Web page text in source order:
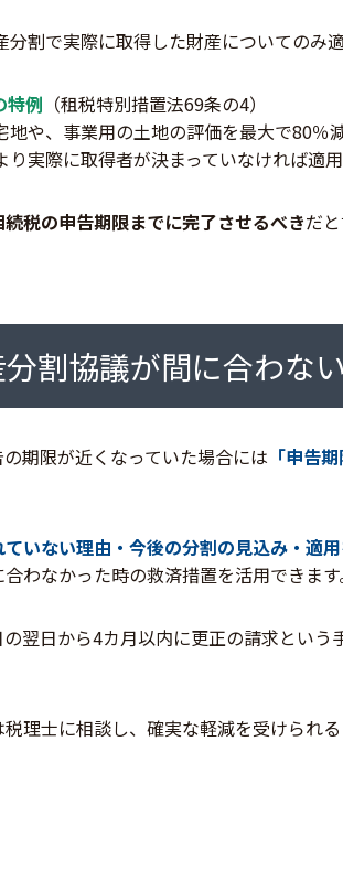
分割で実際に取得した財産についてのみ
特例 （租税特別措置法69条の4）
地や、事業用の土地の評価を最大で80％
り実際に取得者が決まっていなければ適
税の申告期限までに完了させるべきだと
割協議が間に合わな
期限が近くなっていた場合には 「申告
いない理由・今後の分割の見込み・適
わなかった時の救済措置を活用できます
翌日から4カ月以内に更正の請求とい
理士に相談し、確実な軽減を受けられ